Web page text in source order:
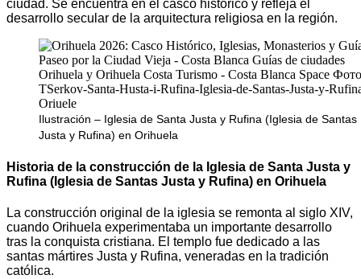
ciudad. Se encuentra en el casco histórico y refleja el
desarrollo secular de la arquitectura religiosa en la región.
Ilustración – Iglesia de Santa Justa y Rufina (Iglesia de Santas
Justa y Rufina) en Orihuela
Historia de la construcción de la Iglesia de Santa Justa y
Rufina (Iglesia de Santas Justa y Rufina) en Orihuela
La construcción original de la iglesia se remonta al siglo XIV,
cuando Orihuela experimentaba un importante desarrollo
tras la conquista cristiana. El templo fue dedicado a las
santas mártires Justa y Rufina, veneradas en la tradición
católica.